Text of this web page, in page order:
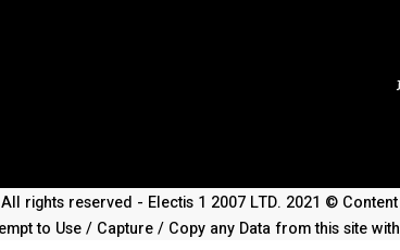
All rights reserved - Electis 1 2007 LTD. 2021 ©
to Use / Capture / Copy any Data from this site